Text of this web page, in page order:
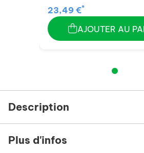
23,49 €*
AJOUTER AU
Description
Plus d'infos